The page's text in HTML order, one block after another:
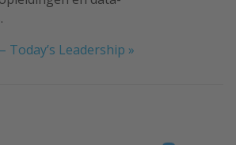
Today’s Leadership »